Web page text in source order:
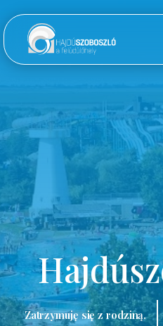
Zatrzymuję się z rodziną.